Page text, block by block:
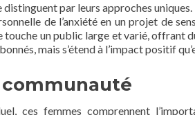
distinguent par leurs approches
de l’anxiété en un projet de
un public large et varié, offrant
mais s’étend à l’impact positif
communauté
ces femmes comprennent